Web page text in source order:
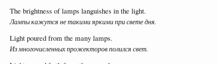
The brightness of lamps languishes in the light.
Лампы кажутся не такими яркими при свете дня.
Light poured from the many lamps.
Из многочисленных прожекторов полился свет.